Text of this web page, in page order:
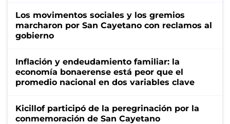
Los movimentos sociales y los gremios
marcharon por San Cayetano con reclamos al
gobierno
Inflación y endeudamiento familiar: la
economía bonaerense está peor que el
promedio nacional en dos variables clave
Kicillof participó de la peregrinación por la
conmemoración de San Cayetano